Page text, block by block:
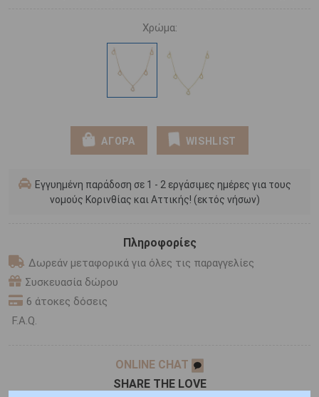
Χρώμα:
ΑΓΟΡΑ WISHLIST
Εγγυημένη παράδοση σε 1 - 2 εργάσιμες ημέρες για τους
νομούς Κορινθίας και Αττικής! (εκτός νήσων)
Πληροφορίες
Δωρεάν μεταφορικά για όλες τις παραγγελίες
Συσκευασία δώρου
6 άτοκες δόσεις
F.A.Q.
ONLINE CHAT
SHARE THE LOVE